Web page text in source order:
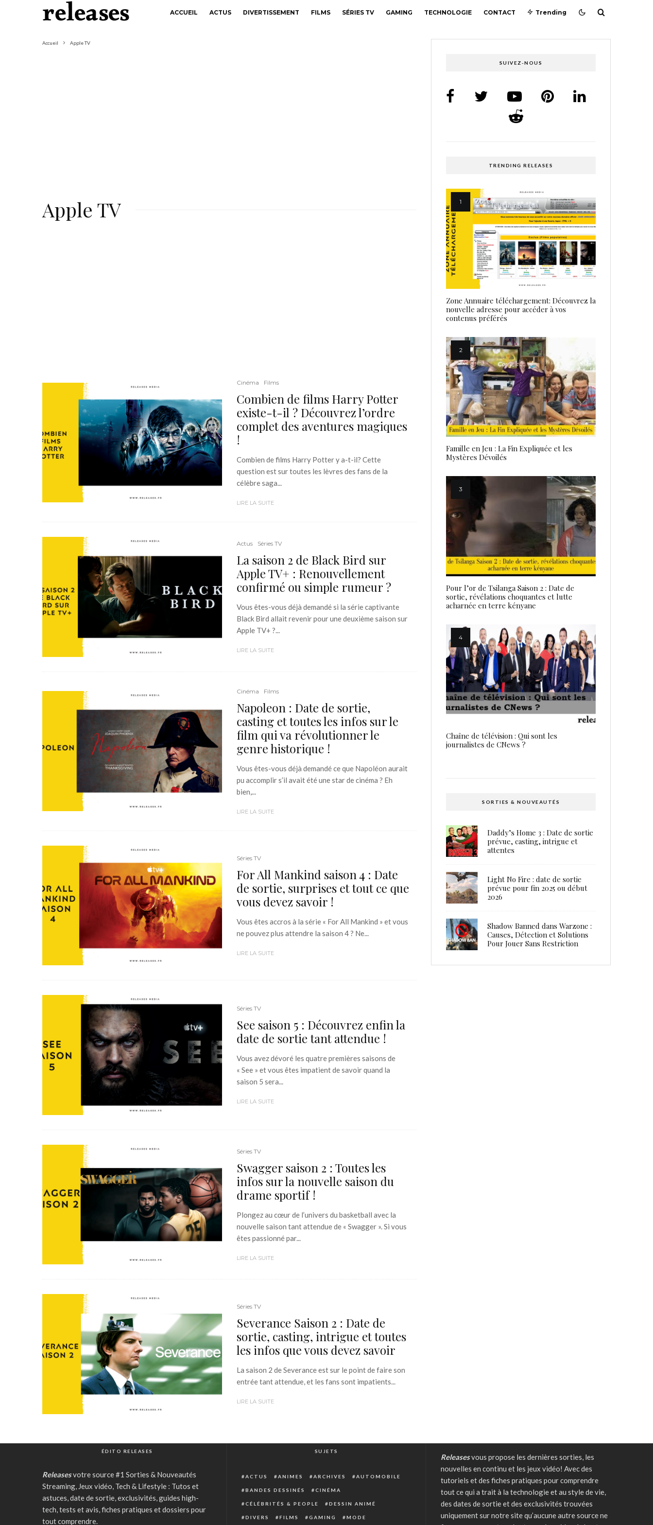
ACCUEIL ACTUS DIVERTISSEMENT FILMS SÉRIES TV GAMING TECHNOLOGIE CONTACT Trending
Accueil Apple TV
Apple TV
Cinéma Films
Combien de films Harry Potter
existe-t-il ? Découvrez l’ordre
complet des aventures magiques
!
Combien de films Harry Potter y a-t-il? Cette
question est sur toutes les lèvres des fans de la
célèbre saga...
LIRE LA SUITE
Actus Séries TV
La saison 2 de Black Bird sur
Apple TV+ : Renouvellement
confirmé ou simple rumeur ?
Vous êtes-vous déjà demandé si la série captivante
Black Bird allait revenir pour une deuxième saison sur
Apple TV+ ?...
LIRE LA SUITE
Cinéma Films
Napoleon : Date de sortie,
casting et toutes les infos sur le
film qui va révolutionner le
genre historique !
Vous êtes-vous déjà demandé ce que Napoléon aurait
pu accomplir s’il avait été une star de cinéma ? Eh
bien,...
LIRE LA SUITE
Séries TV
For All Mankind saison 4 : Date
de sortie, surprises et tout ce que
vous devez savoir !
Vous êtes accros à la série « For All Mankind » et vous
ne pouvez plus attendre la saison 4 ? Ne...
LIRE LA SUITE
Séries TV
See saison 5 : Découvrez enfin la
date de sortie tant attendue !
Vous avez dévoré les quatre premières saisons de
« See » et vous êtes impatient de savoir quand la
saison 5 sera...
LIRE LA SUITE
Séries TV
Swagger saison 2 : Toutes les
infos sur la nouvelle saison du
drame sportif !
Plongez au cœur de l’univers du basketball avec la
nouvelle saison tant attendue de « Swagger ». Si vous
êtes passionné par...
LIRE LA SUITE
Séries TV
Severance Saison 2 : Date de
sortie, casting, intrigue et toutes
les infos que vous devez savoir
La saison 2 de Severance est sur le point de faire son
entrée tant attendue, et les fans sont impatients...
LIRE LA SUITE
SUIVEZ-NOUS
TRENDING RELEASES
Zone Annuaire téléchargement: Découvrez la
nouvelle adresse pour accéder à vos
contenus préférés
Famille en Jeu : La Fin Expliquée et les
Mystères Dévoilés
Pour l’or de Tsilanga Saison 2 : Date de
sortie, révélations choquantes et lutte
acharnée en terre kényane
Chaîne de télévision : Qui sont les
journalistes de CNews ?
SORTIES & NOUVEAUTÉS
Daddy’s Home 3 : Date de sortie
prévue, casting, intrigue et
attentes
Light No Fire : date de sortie
prévue pour fin 2025 ou début
2026
Shadow Banned dans Warzone :
Causes, Détection et Solutions
Pour Jouer Sans Restriction
ÉDITO RELEASES
Releasesvotre source #1 Sorties & Nouveautés
Streaming, Jeux vidéo, Tech & Lifestyle : Tutos et
astuces, date de sortie, exclusivités, guides high-
tech, tests et avis, fiches pratiques et dossiers pour
tout comprendre.
SUJETS
ACTUS ANIMES ARCHIVES AUTOMOBILE
BANDES DESSINÉS CINÉMA
CÉLÉBRITÉS & PEOPLE DESSIN ANIMÉ
DIVERS FILMS GAMING MODE
Releasesvous propose les dernières sorties, les
nouvelles en continu et les jeux vidéo! Avec des
tutoriels et des fiches pratiques pour comprendre
tout ce qui a trait à la technologie et au style de vie,
des dates de sortie et des exclusivités trouvées
uniquement sur notre site qu’aucune autre source ne